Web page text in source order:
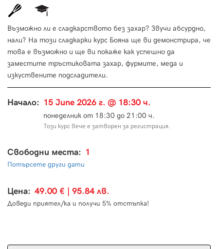
Възможно ли е сладкарството без захар? Звучи абсурдно,
нали? На този сладкарки курс Бояна ще ви демонстрира, че
това е възможно и ще ви покаже как успешно да
заместите тръстиковата захар, фурмите, меда и
изкуствените подсладители.
Начало: 15 June 2026 г. @ 18:30 ч.
понеделник от 18:30 до 21:00 ч.
Този курс вече е затворен за регистрация.
Свободни места: 1
Потърсете други дати
Цена: 49.00 € | 95.84 лв.
Доведи приятел/ка и получи 5% отстъпка!